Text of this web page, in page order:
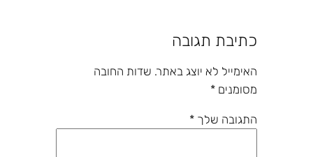
כתיבת תגובה
האימייל לא יוצג באתר. שדות החובה
מסומנים *
התגובה שלך *